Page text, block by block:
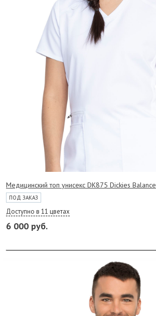
Медицинский топ унисекс DK875 Dickies Balance
ПОД ЗАКАЗ
Доступно в 11 цветах
6 000 руб.